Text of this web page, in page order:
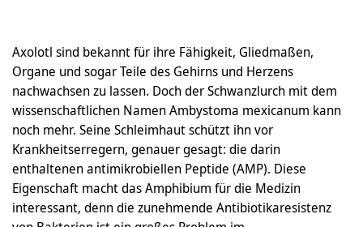
Axolotl sind bekannt für ihre Fähigkeit, Gliedmaßen,
Organe und sogar Teile des Gehirns und Herzens
nachwachsen zu lassen. Doch der Schwanzlurch mit dem
wissenschaftlichen Namen Ambystoma mexicanum kann
noch mehr. Seine Schleimhaut schützt ihn vor
Krankheitserregern, genauer gesagt: die darin
enthaltenen antimikrobiellen Peptide (AMP). Diese
Eigenschaft macht das Amphibium für die Medizin
interessant, denn die zunehmende Antibiotikaresistenz